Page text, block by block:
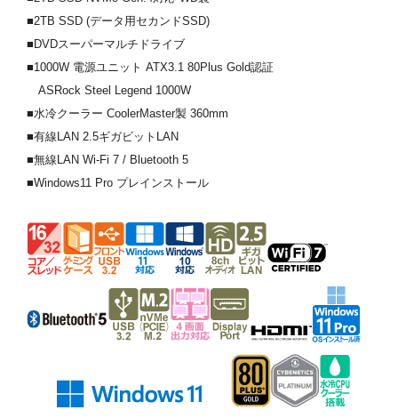
■2TB SSD (データ用セカンドSSD)
■DVDスーパーマルチドライブ
■1000W 電源ユニット ATX3.1 80Plus Gold認証
ASRock Steel Legend 1000W
■水冷クーラー CoolerMaster製 360mm
■有線LAN 2.5ギガビットLAN
■無線LAN Wi-Fi 7 / Bluetooth 5
■Windows11 Pro プレインストール